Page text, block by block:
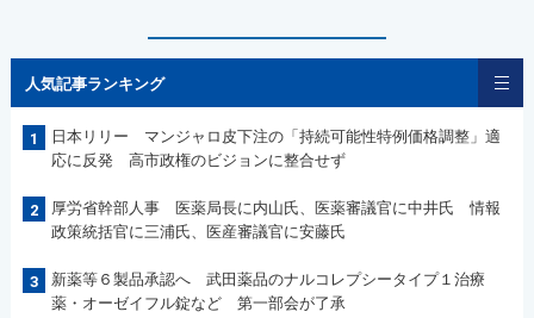
人気記事ランキング
1
日本リリー マンジャロ皮下注の「持続可能性特例価格調整」適
応に反発 高市政権のビジョンに整合せず
2
厚労省幹部人事 医薬局長に内山氏、医薬審議官に中井氏 情報
政策統括官に三浦氏、医産審議官に安藤氏
3
新薬等６製品承認へ 武田薬品のナルコレプシータイプ１治療
薬・オーゼイフル錠など 第一部会が了承